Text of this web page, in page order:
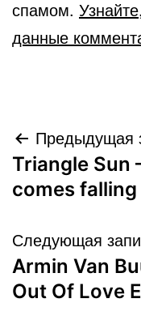
спамом.
данные
по
Предыдущая
Triangle Sun
comes
Следующая
Armin Van
Out Of Love